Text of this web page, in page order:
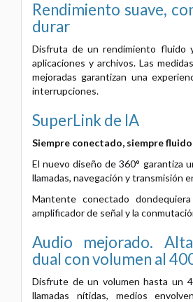
Rendimiento suave,
durar
Disfruta de un rendimiento fluido
aplicaciones y archivos. Las
mejoradas garantizan una
interrupciones.
SuperLink de IA
Siempre conectado, siempre fluido
El nuevo diseño de 360° garantiza
llamadas, navegación y transmisión
Mantente conectado
amplificador de señal y la
Audio mejorado.
dual con volumen al
Disfrute de un volumen hasta un
llamadas nítidas, medios